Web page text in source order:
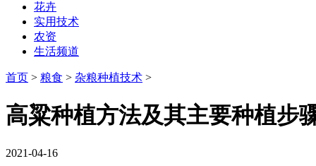
花卉
实用技术
农资
生活频道
首页 > 粮食 > 杂粮种植技术 >
高粱种植方法及其主要种植步
2021-04-16